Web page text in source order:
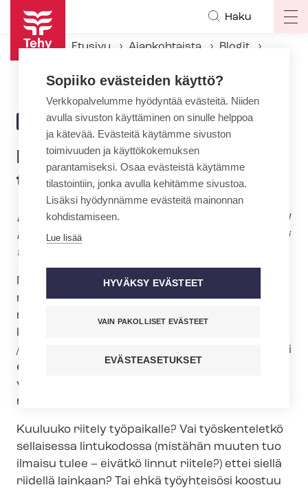
Hyppää
pääsisältöön
Haku
Etusivu Ajankohtaista
Blogit
BLOGI 30.11.2014 | 22:00
Riitelytaidot – osa
työelämätaitoja?
Kamppailla, keskustella, kiistää, kiistellä, kinastel
la, rähistä, rettelöidä, riidellä, tapella, torailla, väi
tellä, väitellä raivokkaasti.
Mitä on riitely? Jos tulkitsemme noita edellä
mainittuja net­ti­sa­na­kir­jois­ta napattuja
määritelmiä, riitelytaitojen haarukka on varsin
/perisuomalaisen pottuilun” (jota osa ihmisistä ei
edes huomaa sellaiseksi) ja pitkälle vietyjen
väittely- ja vi­han­hal­lin­ta­tai­to­jen (”anger-
management”) välimaastoon.
Kuuluuko riitely työpaikalle? Vai työskenteletkö
sellaisessa lintukodossa (mistähän muuten tuo
ilmaisu tulee – eivätkö linnut riitele?) ettei siellä
riidellä lainkaan? Tai ehkä työyhteisösi koostuu
Sopiiko evästeiden käyttö?
Verkkopalvelumme hyödyntää evästeitä. Niiden
avulla sivuston käyttäminen on sinulle helppoa
ja kätevää. Evästeitä käytämme sivuston
toimivuuden ja käyttökokemuksen
parantamiseksi. Osaa evästeistä käytämme
tilastointiin, jonka avulla kehitämme sivustoa.
Lisäksi hyödynnämme evästeitä mainonnan
kohdistamiseen.
Lue lisää
HYVÄKSY EVÄSTEET
VAIN PAKOLLISET EVÄSTEET
EVÄSTEASETUKSET